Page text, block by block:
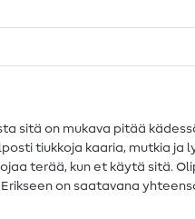
sitä on mukava pitää
tiukkoja kaaria, mutkia ja
terää, kun et käytä sitä.
on saatavana